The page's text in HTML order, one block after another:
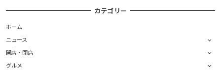
カテゴリー
ホーム
ニュース
開店・閉店
グルメ